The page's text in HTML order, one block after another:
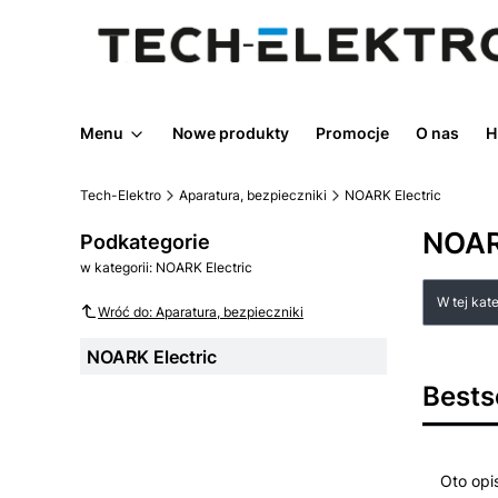
Menu Nowe produkty Promocje O nas
Tech-Elektro Aparatura, bezpieczniki NOARK Electric
Podkategorie
w kategorii: NOARK Electric
Wróć do: Aparatura, bezpieczniki
NOARK Electric
W tej
Oto